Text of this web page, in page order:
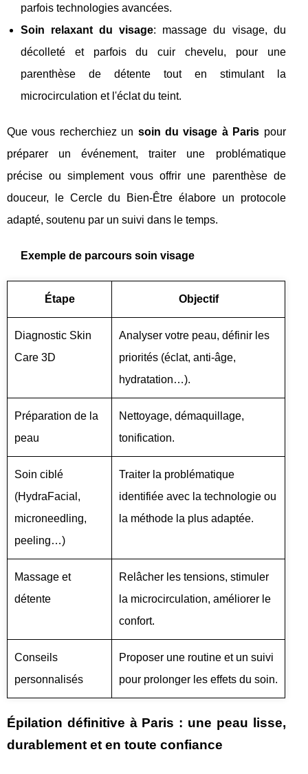
parfois technologies avancées.
Soin relaxant du visage: massage du visage, du
décolleté et parfois du cuir chevelu, pour une
parenthèse de détente tout en stimulant la
microcirculation et l'éclat du teint.
Que vous recherchiez un soin du visage à Paris pour
préparer un événement, traiter une problématique
précise ou simplement vous offrir une parenthèse de
douceur, le Cercle du Bien-Être élabore un protocole
adapté, soutenu par un suivi dans le temps.
Exemple de parcours soin visage
Étape Objectif
Diagnostic Skin
Care 3D
Analyser votre peau, définir les
priorités (éclat, anti-âge,
hydratation…).
Préparation de la
peau
Nettoyage, démaquillage,
tonification.
Soin ciblé
(HydraFacial,
microneedling,
peeling…)
Traiter la problématique
identifiée avec la technologie ou
la méthode la plus adaptée.
Massage et
détente
Relâcher les tensions, stimuler
la microcirculation, améliorer le
confort.
Conseils
personnalisés
Proposer une routine et un suivi
pour prolonger les effets du soin.
Épilation définitive à Paris : une peau lisse,
durablement et en toute confiance